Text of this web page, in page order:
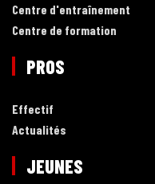
Centre d'entraînement
Centre de formation
PROS
Effectif
Actualités
JEUNES